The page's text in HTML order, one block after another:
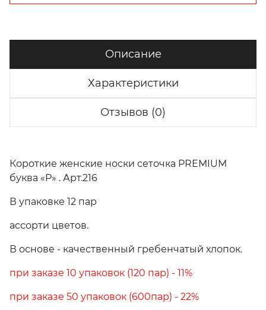
Описание
Характеристики
Отзывов (0)
Короткие женские носки сеточка PREMIUM
буква «Р» . Арт.216
В упаковке 12 пар
ассорти цветов.
В основе - качественный гребенчатый хлопок.
при заказе 10 упаковок (120 пар) - 11%
при заказе 50 упаковок (600пар) - 22%